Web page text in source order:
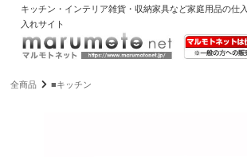
キッチン・インテリア雑貨・収納家具など家庭用品の仕
入れサイト
全商品 ■キッチン